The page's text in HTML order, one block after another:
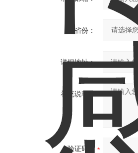
省份：
详细地址：
补充说明：
验证码：